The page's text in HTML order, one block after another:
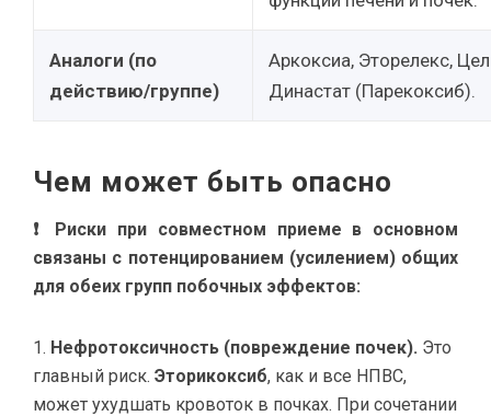
Аналоги (по
действию/группе)
Аркоксиа, Эторелекс,
Династат (Парекоксиб).
Чем может быть опасно
❗ Риски при совместном приеме в основном
связаны с потенцированием (усилением) общих
для обеих групп побочных эффектов:
Нефротоксичность (повреждение почек). Это
главный риск. Эторикоксиб, как и все НПВС,
может ухудшать кровоток в почках. При сочетании